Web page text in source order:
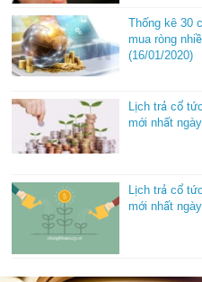
Thống kê 30
mua ròng
(16/01/2020)
Lịch trả cổ
mới nhất
Lịch trả cổ
mới nhất